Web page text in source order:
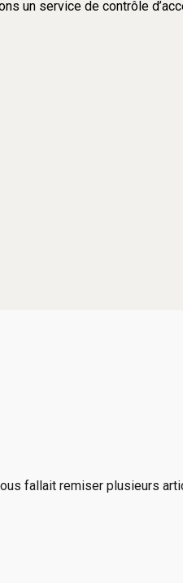
un service de contrôle
fallait remiser plusieurs